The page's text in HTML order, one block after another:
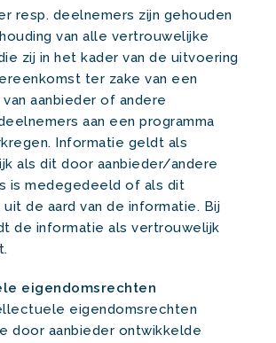
resp. deelnemers zijn gehouden
van alle vertrouwelijke
zij in het kader van de uitvoering
ter zake van een
van aanbieder of andere
aan een programma
Informatie geldt als
als dit door aanbieder/andere
is medegedeeld of als dit
de aard van de informatie. Bij
de informatie als vertrouwelijk
eigendomsrechten
eigendomsrechten
door aanbieder ontwikkelde